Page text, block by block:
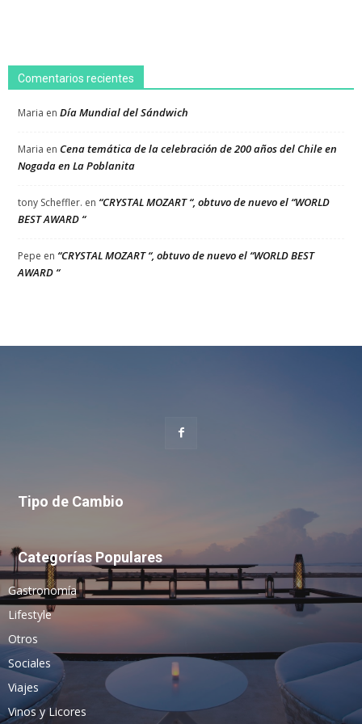
Comentarios recientes
Maria en Día Mundial del Sándwich
Maria en Cena temática de la celebración de 200 años del Chile en
Nogada en La Poblanita
tony Scheffler. en “CRYSTAL MOZART “, obtuvo de nuevo el “WORLD
BEST AWARD “
Pepe en “CRYSTAL MOZART “, obtuvo de nuevo el “WORLD BEST
AWARD “
Tipo de Cambio
Categorías Populares
Gastronomía
Lifestyle
Otros
Sociales
Viajes
Vinos y Licores